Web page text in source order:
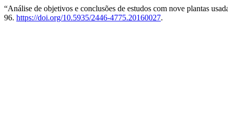
“Análise de objetivos e conclusões de estudos com nove plantas
96. https://doi.org/10.5935/2446-4775.20160027.